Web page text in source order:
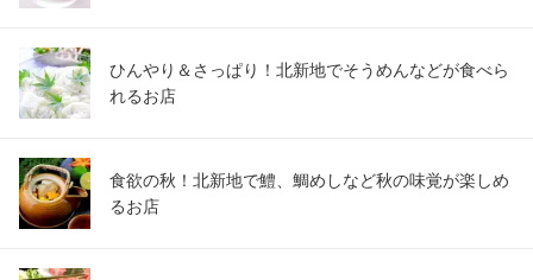
ひんやり＆さっぱり！北新地でそうめんなどが食べら
れるお店
食欲の秋！北新地で鱧、鯛めしなど秋の味覚が楽しめ
るお店